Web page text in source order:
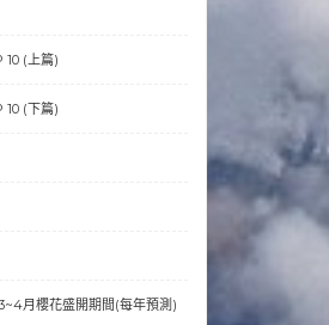
10 (上篇)
10 (下篇)
月櫻花盛開期間(每年預測)